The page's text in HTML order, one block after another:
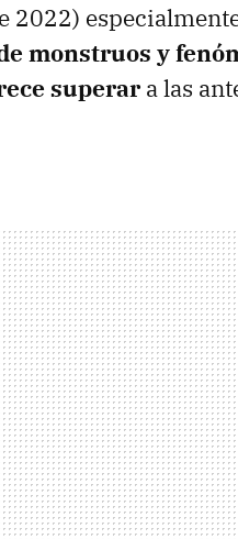
2022)
monstruos y
superar a las